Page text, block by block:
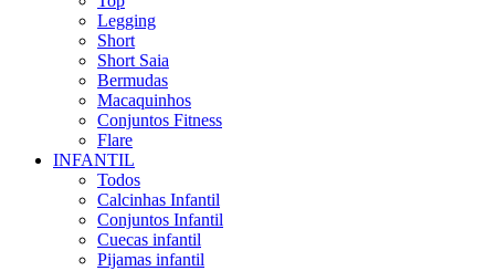
Legging
Short
Short Saia
Bermudas
Macaquinhos
Conjuntos Fitness
Flare
INFANTIL
Todos
Calcinhas Infantil
Conjuntos Infantil
Cuecas infantil
Pijamas infantil